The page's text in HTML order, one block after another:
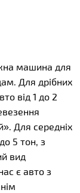
машина для
Для дрібних
від 1 до 2
Для середніх
5 тон, з
вид
є авто з